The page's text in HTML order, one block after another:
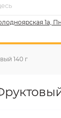
1а,
140 г